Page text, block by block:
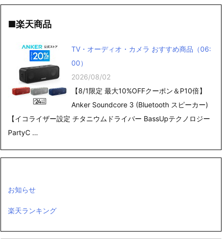
■楽天商品
TV・オーディオ・カメラ おすすめ商品（06:
00）
2026/08/02
【8/1限定 最大10%OFFクーポン＆P10倍】
Anker Soundcore 3 (Bluetooth スピーカー)
【イコライザー設定 チタニウムドライバー BassUpテクノロジー
PartyC …
お知らせ
楽天ランキング